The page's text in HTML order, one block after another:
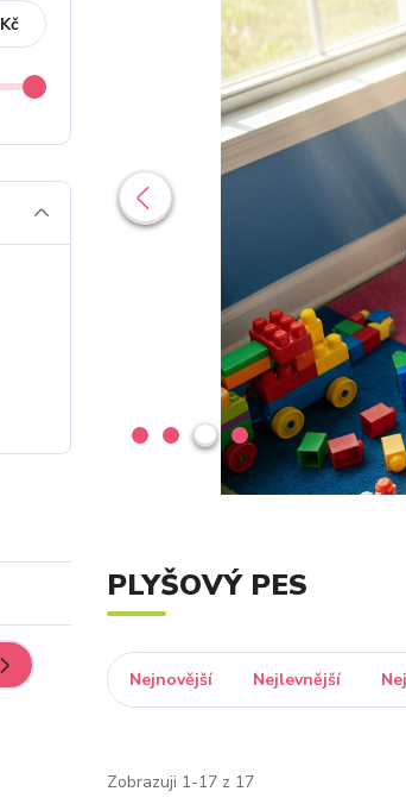
PLYŠOVÝ PES
Nejnovější Nejlevnější
Zobrazuji 1-17 z 17
Kč